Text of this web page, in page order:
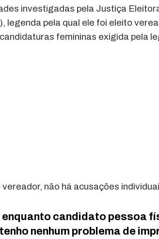
investigadas pela Justiça
legenda pela qual ele foi eleito
femininas exigida pela
vereador, não há acusações
enquanto candidato pessoa
nenhum problema de